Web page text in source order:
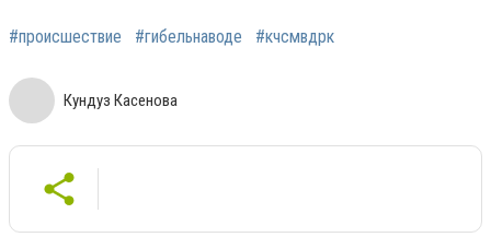
#происшествие #гибельнаводе #кчсмвдрк
Кундуз Касенова